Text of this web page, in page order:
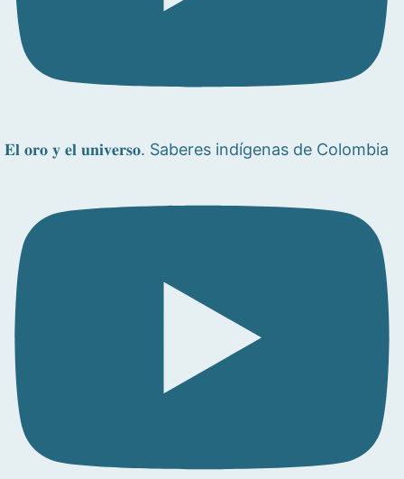
𝐄𝐥 𝐨𝐫𝐨 𝐲 𝐞𝐥 𝐮𝐧𝐢𝐯𝐞𝐫𝐬𝐨. Saberes indígenas de Colombia